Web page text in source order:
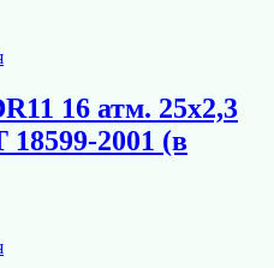
16 атм. 25х2,3
2001 (в